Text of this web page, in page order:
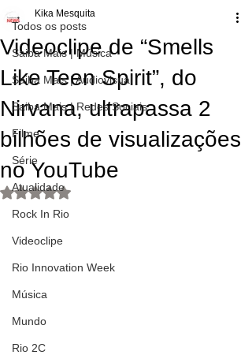
Todos os posts
Saiba Mais | Música
Saiba Mais | Audiovisual
Saiba Mais | Redes Sociais
Filme
Série
Atualidade
Rock In Rio
Videoclipe
Rio Innovation Week
Música
Mundo
Rio 2C
Videoclipe de “Smells
Like Teen Spirit”, do
Nirvana, ultrapassa 2
bilhões de visualizações
no YouTube
Kika Mesquita
Avaliado com NaN de 5 estrelas.